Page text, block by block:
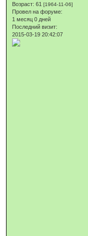
Возраст: 61[1964-11-06]
Провел на форуме:
1 месяц 0 дней
Последний визит:
2015-03-19 20:42:07